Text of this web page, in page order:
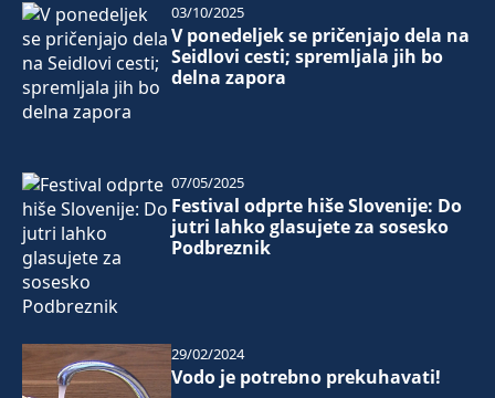
V ponedeljek se pričenjajo dela na
Seidlovi cesti; spremljala jih bo
delna zapora
03/10/2025
Festival odprte hiše Slovenije: Do
jutri lahko glasujete za sosesko
Podbreznik
07/05/2025
Vodo je potrebno prekuhavati!
29/02/2024